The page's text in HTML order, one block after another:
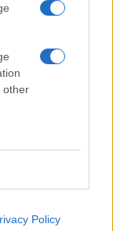
other
Policy